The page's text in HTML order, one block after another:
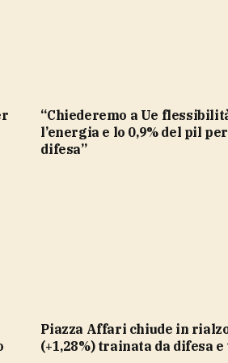
“Chiederemo a Ue flessibilità per
l’energia e lo 0,9% del pil per
difesa”
Piazza Affari chiude in rialzo
(+1,28%) trainata da difesa e